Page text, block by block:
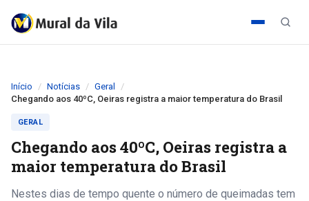
Início Notícias
Geral
Chegando aos 40ºC, Oeiras registra a maior temperatura do Brasil
GERAL
Chegando aos 40ºC, Oeiras registra a
maior temperatura do Brasil
Nestes dias de tempo quente o número de queimadas tem